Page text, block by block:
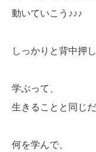
動いていこう♪♪♪
しっかりと背中押
学ぶって、
生きることと同じ
何を学んで、